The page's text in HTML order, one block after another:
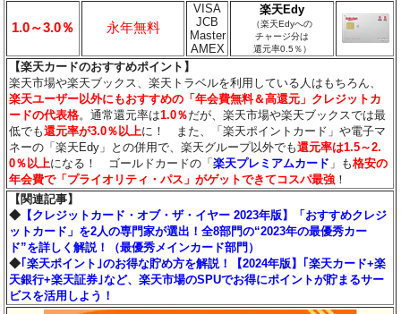
1.0～3.0％ 永年無料
VISA
JCB
Master
AMEX
楽天Edy
（楽天Edyへの
チャージ分は
還元率0.5％）
【楽天カードのおすすめポイント】
楽天市場や楽天ブックス、楽天トラベルを利用している人はもちろん、
楽天ユーザー以外にもおすすめの「年会費無料＆高還元」クレジットカ
ードの代表格。通常還元率は1.0％だが、楽天市場や楽天ブックスでは最
低でも還元率が3.0％ 以上に！ また、「楽天ポイントカード」や電子マ
ネーの「楽天Edy」との併用で、楽天グループ以外でも還元率は1.5～2.
0％以上になる！ ゴールドカードの「楽天プレミアムカード 」も格安の
年会費で「プライオリティ・パス」がゲットできてコスパ最強 ！
【関連記事】
◆ 【クレジットカード・オブ・ザ・イヤー 2023年版】「おすすめクレジ
ットカード」を2人の専門家が選出！全8部門の“2023年の最優秀カー
ド”を詳しく解説！（最優秀メインカード部門）
◆ ｢楽天ポイント｣のお得な貯め方を解説！【2024年版】｢楽天カード+楽
天銀行+楽天証券｣など、楽天市場のSPUでお得にポイントが貯まるサー
ビスを活用しよう！